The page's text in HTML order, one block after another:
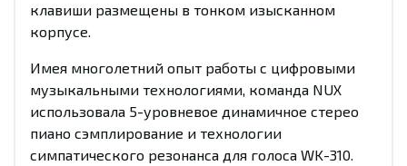
клавиши размещены в тонком изысканном
корпусе.
Имея многолетний опыт работы с цифровыми
музыкальными технологиями, команда NUX
использовала 5-уровневое динамичное стерео
пиано сэмплирование и технологии
симпатического резонанса для голоса WK-310.